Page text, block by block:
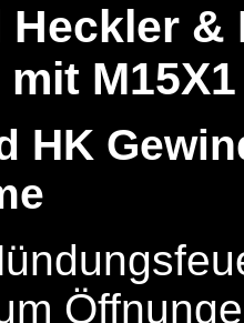
Heckler
mit
HK